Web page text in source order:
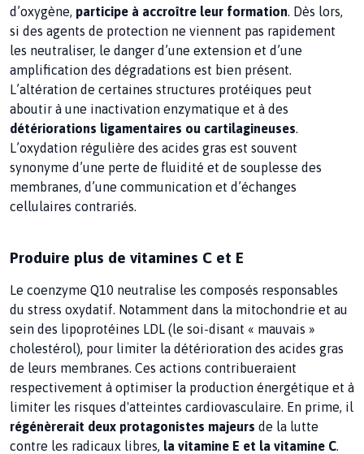
d’oxygène, participe à accroître leur formation. Dès lors,
si des agents de protection ne viennent pas rapidement
les neutraliser, le danger d’une extension et d’une
amplification des dégradations est bien présent.
L’altération de certaines structures protéiques peut
aboutir à une inactivation enzymatique et à des
détériorations ligamentaires ou cartilagineuses.
L’oxydation régulière des acides gras est souvent
synonyme d’une perte de fluidité et de souplesse des
membranes, d’une communication et d’échanges
cellulaires contrariés.
Produire plus de vitamines C et E
Le coenzyme Q10 neutralise les composés responsables
du stress oxydatif. Notamment dans la mitochondrie et au
sein des lipoprotéines LDL (le soi-disant « mauvais »
cholestérol), pour limiter la détérioration des acides gras
de leurs membranes. Ces actions contribueraient
respectivement à optimiser la production énergétique et à
limiter les risques d'atteintes cardiovasculaire. En prime, il
régénèrerait deux protagonistes majeurs de la lutte
contre les radicaux libres, la vitamine E et la vitamine C.